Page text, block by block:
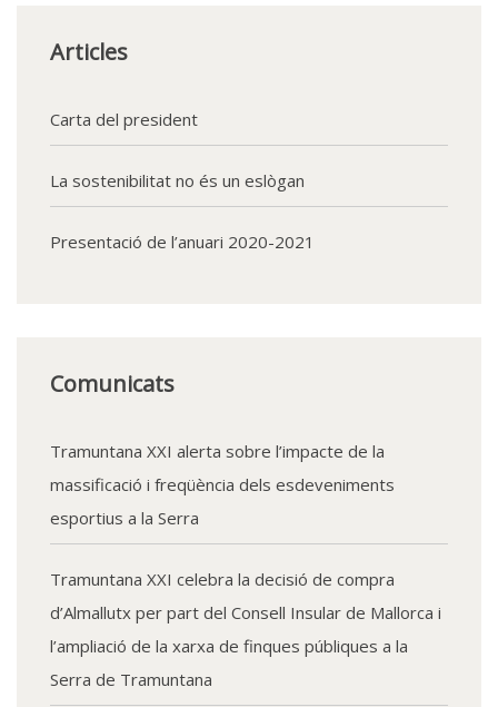
Articles
Carta del president
La sostenibilitat no és un eslògan
Presentació de l’anuari 2020-2021
Comunicats
Tramuntana XXI alerta sobre l’impacte de la
massificació i freqüència dels esdeveniments
esportius a la Serra
Tramuntana XXI celebra la decisió de compra
d’Almallutx per part del Consell Insular de Mallorca i
l’ampliació de la xarxa de finques públiques a la
Serra de Tramuntana